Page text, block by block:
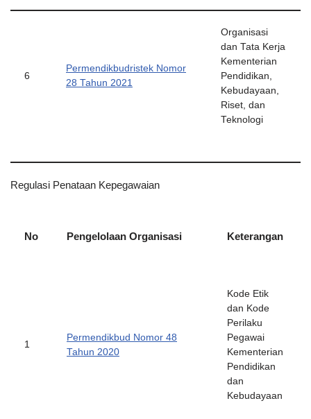
6
Permendikbudristek Nomor
28 Tahun 2021
Organisasi
dan Tata Kerja
Kementerian
Pendidikan,
Kebudayaan,
Riset, dan
Teknologi
Regulasi Penataan Kepegawaian
No Pengelolaan Organisasi Keterangan
1
Permendikbud Nomor 48
Tahun 2020
Kode Etik
dan Kode
Perilaku
Pegawai
Kementerian
Pendidikan
dan
Kebudayaan